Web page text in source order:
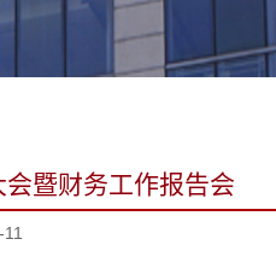
暨财务工作报告会